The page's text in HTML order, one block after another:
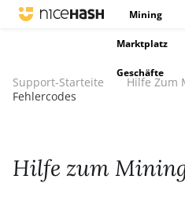
Mining
Marktplatz
Geschäfte
Support-Starteite Hilfe Zum
Fehlercodes
Hilfe zum